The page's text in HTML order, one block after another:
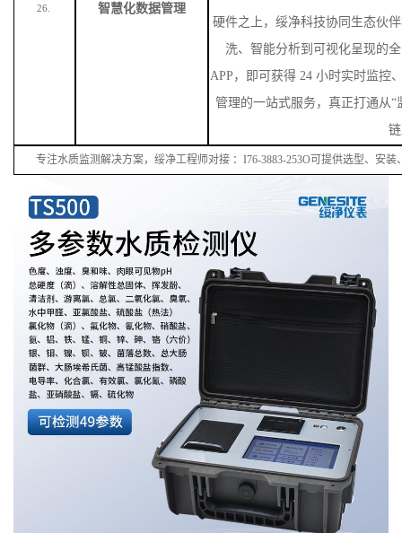
26. 智慧化数据管理
硬件之上，绥净科技协同生态伙
洗、智能分析到可视化呈现的
APP，即可获得 24 小时实时监控
管理的一站式服务，真正打通从“
专注水质监测解决方案，绥净工程师对接 ：I76-3883-253O可提供选型、安装